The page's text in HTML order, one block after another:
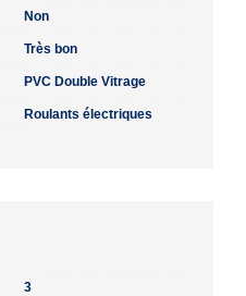
Non
Très bon
PVC Double Vitrage
Roulants électriques
3